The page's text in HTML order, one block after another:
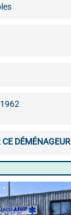
DÉMÉNAGEUR